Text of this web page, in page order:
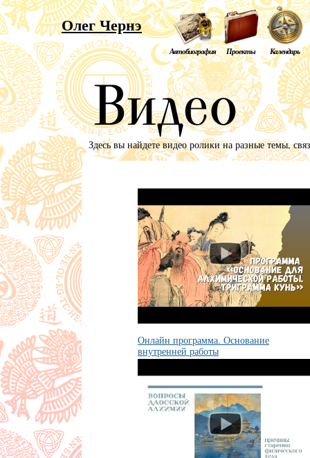
Олег Чернэ
Автобиография Проекты Календарь
Здесь вы найдете видео ролики на разные темы,
Онлайн программа. Основание
внутренней работы